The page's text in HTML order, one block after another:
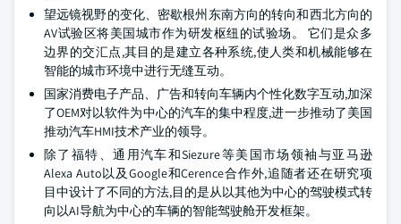
望远镜视野的变化、密歇根州东南方向的转向和西北方向的
AV试验区将美国城市作为研发枢纽的试验场。 它们是众多
边界的交汇点,其目的是建立各种系统,使人类和机械能够在
智能的城市环境中进行无缝互动。
国家消费电子产品、广告和转向车辆内个性化数字互动,加深
了OEM对以软件为中心的汽车的集中程度,进一步推动了美国
推动汽车HMI技术产业的领导。
除了福特、通用汽车和Siezure等美国市场领袖与亚马逊
Alexa Auto以及Google和Cerence合作外,追随者还在研究项
目中设计了不同的方法,目的是从以其他为中心的驾驶模式转
向以AI导航为中心的车辆的智能驾驶舱开发框架。